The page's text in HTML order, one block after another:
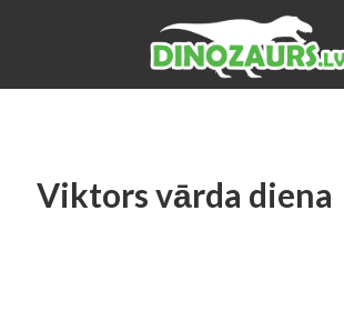
Viktors vārda diena